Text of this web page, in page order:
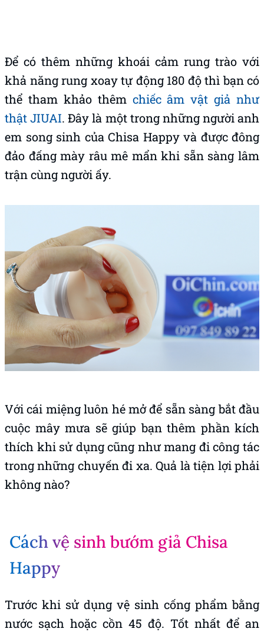
Để có thêm những khoái cảm rung trào với
khả năng rung xoay tự động 180 độ thì bạn có
thể tham khảo thêm chiếc âm vật giả như
thật JIUAI. Đây là một trong những người anh
em song sinh của Chisa Happy và được đông
đảo đấng mày râu mê mẩn khi sẵn sàng lâm
trận cùng người ấy.
Với cái miệng luôn hé mở để sẵn sàng bắt đầu
cuộc mây mưa sẽ giúp bạn thêm phần kích
thích khi sử dụng cũng như mang đi công tác
trong những chuyến đi xa. Quả là tiện lợi phải
không nào?
Cách vệ sinh bướm giả Chisa
Happy
Trước khi sử dụng vệ sinh cống phẩm bằng
nước sạch hoặc cồn 45 độ. Tốt nhất để an